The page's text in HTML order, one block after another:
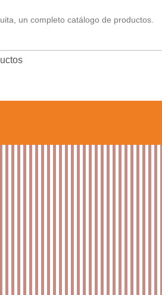
un completo catálogo de productos.